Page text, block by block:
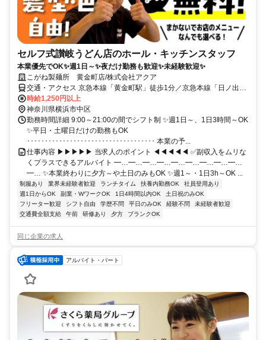
セルフ式讃岐うどん店のホール・キッチンスタッフ
本業優先でOK✨週1日～✨夜だけ勤務も歓迎✨未経験歓迎✨
こがね製麺所 黄金町店/株式会社アクア
交通・アクセス 京急本線「黄金町駅」徒歩1分／京急本線「日ノ出町
駅」徒歩7分／ブルーライン「阪東橋駅」徒歩7分
時給1,250円以上
神奈川県横浜市中区
勤務時間詳細 9:00～21:00の間でシフト制 ✨週1日～、1日3時間～OK
✨平日・土曜日だけの勤務もOK
････････････････････････････････････ 本業の予...
仕事内容 ▶▶▶▶▶ 当求人のポイント ◀◀◀◀◀ ✅副収入をムリな
くプラスできるアルバイト ━…━…━…━…━…━…━…━…━…
━… ✨本業終わりに夕方～や土日のみもOK ✨週1～・1日3h～OK ...
制服あり 業界未経験者歓迎 ランチタイム 扶養内勤務OK
社員登用あり
週1日からOK
副業・WワークOK 1日4時間以内OK
土日祝のみOK
フリーター歓迎
シフト自由 学歴不問 平日のみOK 経験不問
未経験者歓迎
交通費全額支給
午前 研修あり 夕方 ブランクOK
同じ企業の求人
アルバイト・パート